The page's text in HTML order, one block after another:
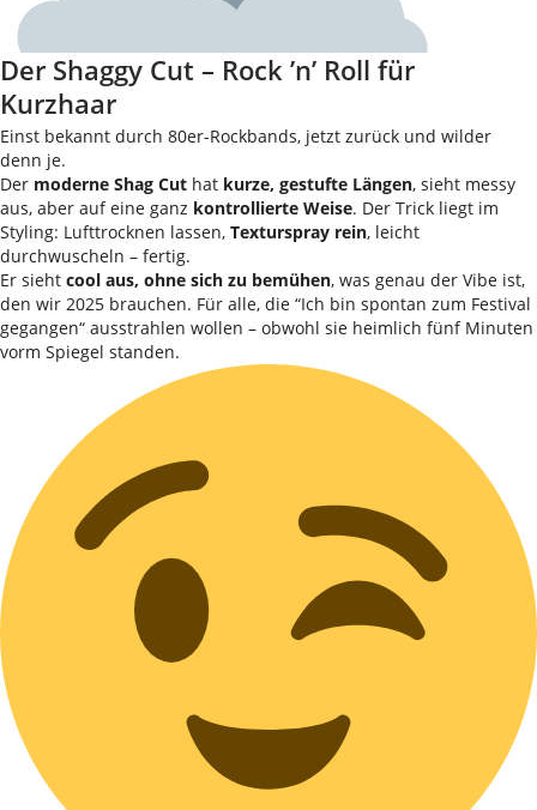
Der Shaggy Cut – Rock ’n’ Roll für
Kurzhaar
Einst bekannt durch 80er-Rockbands, jetzt zurück und wilder
denn je.
Der moderne Shag Cut hat kurze, gestufte Längen, sieht messy
aus, aber auf eine ganz kontrollierte Weise. Der Trick liegt im
Styling: Lufttrocknen lassen, Texturspray rein, leicht
durchwuscheln – fertig.
Er sieht cool aus, ohne sich zu bemühen, was genau der Vibe ist,
den wir 2025 brauchen. Für alle, die “Ich bin spontan zum Festival
gegangen“ ausstrahlen wollen – obwohl sie heimlich fünf Minuten
vorm Spiegel standen.